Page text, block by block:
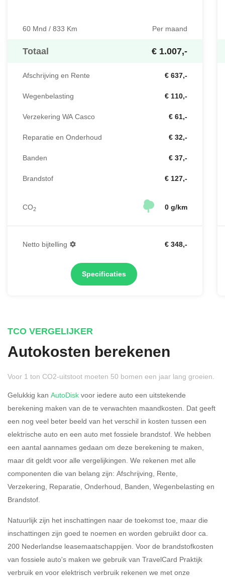
60 Mnd / 833 Km Per maand
Totaal € 1.007,-
Afschrijving en Rente € 637,-
Wegenbelasting € 110,-
Verzekering WA Casco € 61,-
Reparatie en Onderhoud € 32,-
Banden € 37,-
Brandstof € 127,-
CO2 0 g/km
Netto bijtelling € 348,-
Specificaties
Rijdt u meer dan 500
kilometer privé?
Ja Nee
Belastingspercentage
37,07% (Belastbaar tot €
69.399,- )
Eigen bijdrage
TCO VERGELIJKER
Autokosten berekenen
Voor 1 ton CO2-uitstoot moeten 50 bomen een jaar lang groeien.
Gelukkig kan AutoDisk voor iedere auto een uitstekende
berekening maken van de te verwachten maandkosten. Dat geeft
een nog veel beter beeld van het verschil in kosten tussen een
elektrische auto en een auto met fossiele brandstof. We hebben
een aantal aannames gedaan om deze berekening te maken,
maar dit geldt voor alle vergelijkingen. We rekenen met alle
componenten die van belang zijn: Afschrijving, Rente,
Verzekering, Reparatie, Onderhoud, Banden, Wegenbelasting en
Brandstof.
Natuurlijk zijn het inschattingen naar de toekomst toe, maar die
inschattingen zijn goed te noemen en worden gebruikt door ca.
200 Nederlandse leasemaatschappijen. Voor de brandstofkosten
van fossiele auto's maken we gebruik van TravelCard Praktijk
verbruik en voor elektrisch verbruik rekenen we met onze